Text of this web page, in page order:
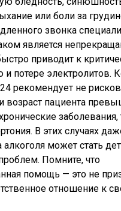
или боли за
звонка
является
приводит к
потере электролитов.
рекомендует не
возраст пациента
заболевания,
В этих случаях
может стать
Помните, что
помощь — это не
отношение к